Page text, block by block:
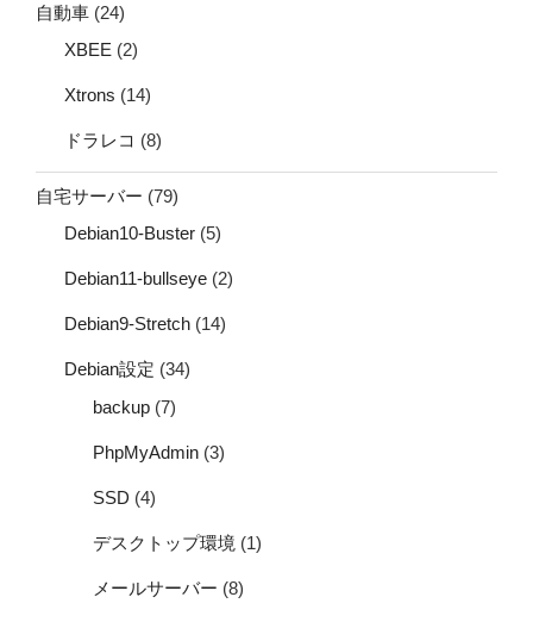
自動車 (24)
XBEE (2)
Xtrons (14)
ドラレコ (8)
自宅サーバー (79)
Debian10-Buster (5)
Debian11-bullseye (2)
Debian9-Stretch (14)
Debian設定 (34)
backup (7)
PhpMyAdmin (3)
SSD (4)
デスクトップ環境 (1)
メールサーバー (8)